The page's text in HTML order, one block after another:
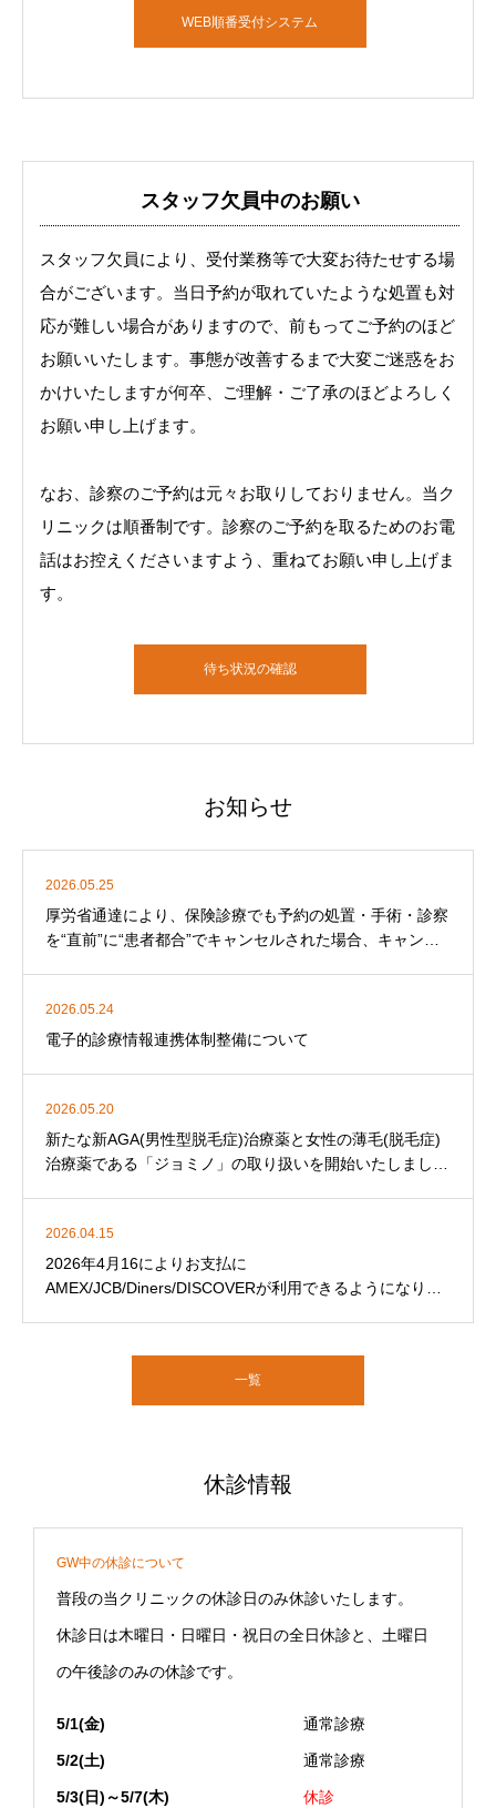
WEB順番受付システム
スタッフ欠員中のお願い
スタッフ欠員により、受付業務等で大変お待たせする場
合がございます。当日予約が取れていたような処置も対
応が難しい場合がありますので、前もってご予約のほど
お願いいたします。事態が改善するまで大変ご迷惑をお
かけいたしますが何卒、ご理解・ご了承のほどよろしく
お願い申し上げます。
なお、診察のご予約は元々お取りしておりません。当ク
リニックは順番制です。診察のご予約を取るためのお電
話はお控えくださいますよう、重ねてお願い申し上げま
す。
待ち状況の確認
お知らせ
2026.05.25
厚労省通達により、保険診療でも予約の処置・手術・診察
を“直前”に“患者都合”でキャンセルされた場合、キャンセ
2026.05.24
電子的診療情報連携体制整備について
2026.05.20
新たな新AGA(男性型脱毛症)治療薬と女性の薄毛(脱毛症)
治療薬である「ジョミノ」の取り扱いを開始いたしまし
2026.04.15
2026年4月16によりお支払に
AMEX/JCB/Diners/DISCOVERが利用できるようになりま
一覧
休診情報
GW中の休診について
普段の当クリニックの休診日のみ休診いたします。
休診日は木曜日・日曜日・祝日の全日休診と、土曜日
の午後診のみの休診です。
5/1(金) 通常診療
5/2(土) 通常診療
5/3(日)～5/7(木) 休診